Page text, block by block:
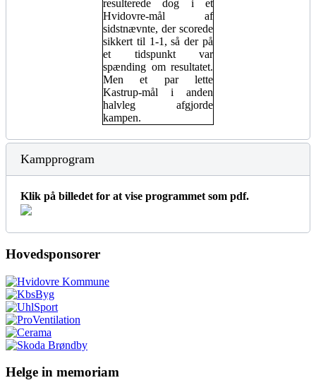
resulterede dog i et
Hvidovre-mål af
sidstnævnte, der scorede
sikkert til 1-1, så der på
et tidspunkt var
spænding om resultatet.
Men et par lette
Kastrup-mål i anden
halvleg afgjorde
kampen.
Kampprogram
Klik på billedet for at vise programmet som pdf.
Hovedsponsorer
Helge in memoriam